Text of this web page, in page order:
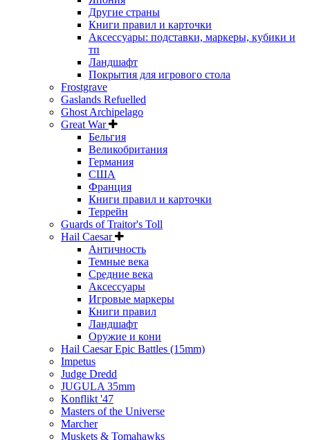
Другие страны
Книги правил и карточки
Аксессуары: подставки, маркеры, кубики и
тп
Ландшафт
Покрытия для игрового стола
Frostgrave
Gaslands Refuelled
Ghost Archipelago
Great War
Бельгия
Великобритания
Германия
США
Франция
Книги правил и карточки
Террейн
Guards of Traitor's Toll
Hail Caesar
Античность
Темные века
Средние века
Аксессуары
Игровые маркеры
Книги правил
Ландшафт
Оружие и кони
Hail Caesar Epic Battles (15mm)
Impetus
Judge Dredd
JUGULA 35mm
Konflikt '47
Masters of the Universe
Marcher
Muskets & Tomahawks